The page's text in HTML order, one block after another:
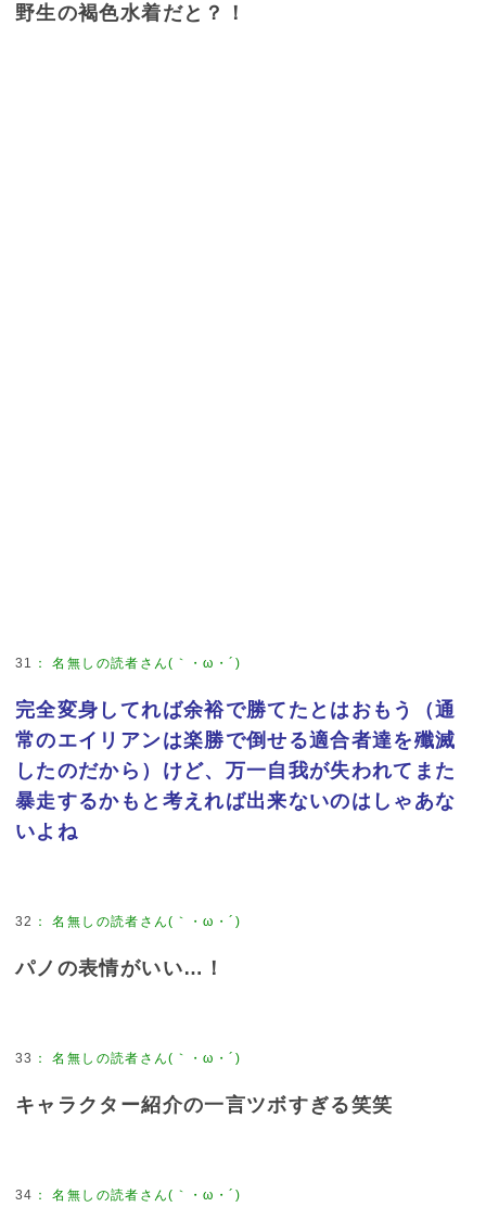
野生の褐色水着だと？！
31 ：名無しの読者さん(｀・ω・´)
完全変身してれば余裕で勝てたとはおもう（通
常のエイリアンは楽勝で倒せる適合者達を殲滅
したのだから）けど、万一自我が失われてまた
暴走するかもと考えれば出来ないのはしゃあな
いよね
32 ：名無しの読者さん(｀・ω・´)
パノの表情がいい…！
33 ：名無しの読者さん(｀・ω・´)
キャラクター紹介の一言ツボすぎる笑笑
34 ：名無しの読者さん(｀・ω・´)